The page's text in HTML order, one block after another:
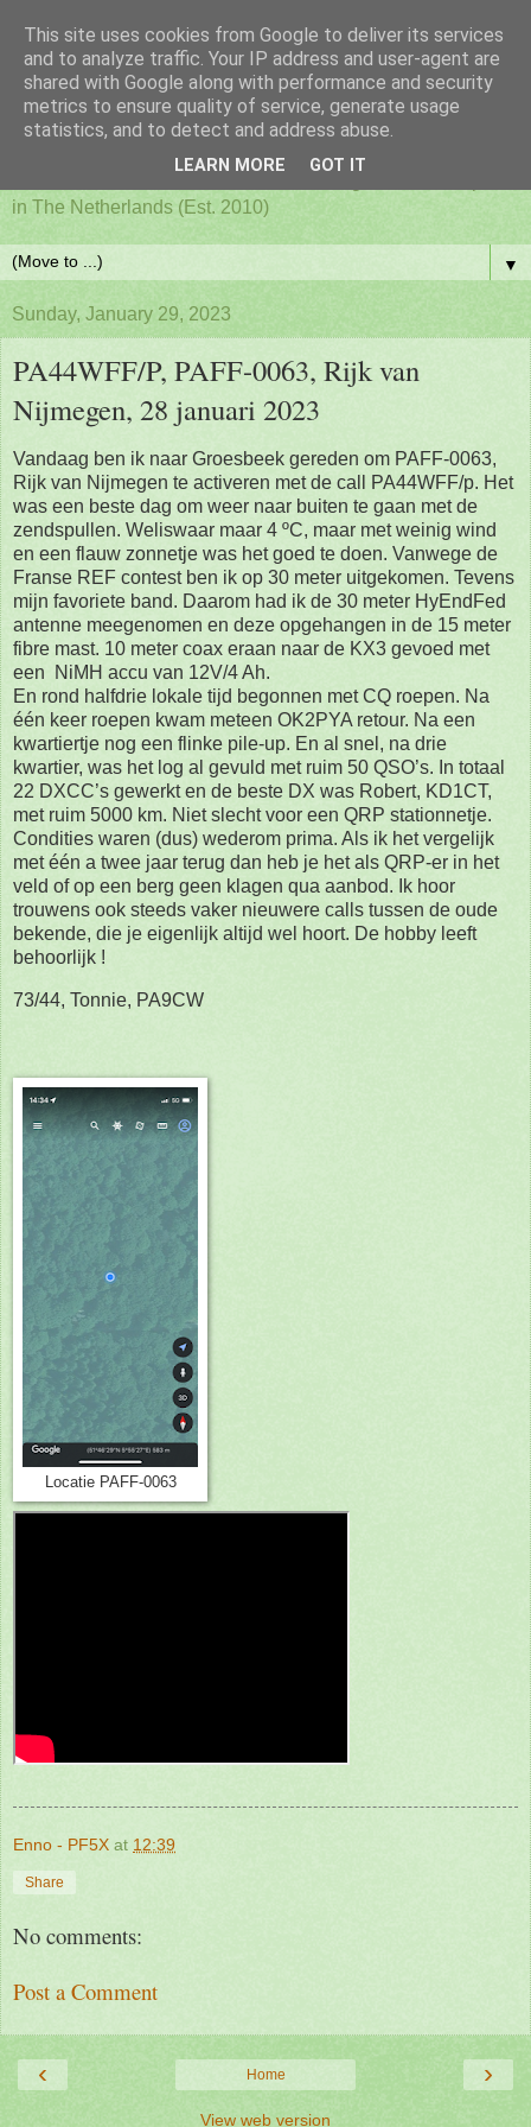
PAFF - Ham Radio & Flora
and Fauna Netherlands
in The Netherlands (Est. 2010)
▼
Sunday, January 29, 2023
PA44WFF/P, PAFF-0063, Rijk van
Nijmegen, 28 januari 2023
Vandaag ben ik naar Groesbeek gereden om PAFF-0063,
Rijk van Nijmegen te activeren met de call PA44WFF/p. Het
was een beste dag om weer naar buiten te gaan met de
zendspullen. Weliswaar maar 4 ºC, maar met weinig wind
en een flauw zonnetje was het goed te doen. Vanwege de
Franse REF contest ben ik op 30 meter uitgekomen. Tevens
mijn favoriete band. Daarom had ik de 30 meter HyEndFed
antenne meegenomen en deze opgehangen in de 15 meter
fibre mast. 10 meter coax eraan naar de KX3 gevoed met
een NiMH accu van 12V/4 Ah.
En rond halfdrie lokale tijd begonnen met CQ roepen. Na
één keer roepen kwam meteen OK2PYA retour. Na een
kwartiertje nog een flinke pile-up. En al snel, na drie
kwartier, was het log al gevuld met ruim 50 QSO’s. In totaal
22 DXCC’s gewerkt en de beste DX was Robert, KD1CT,
met ruim 5000 km. Niet slecht voor een QRP stationnetje.
Condities waren (dus) wederom prima. Als ik het vergelijk
met één a twee jaar terug dan heb je het als QRP-er in het
veld of op een berg geen klagen qua aanbod. Ik hoor
trouwens ook steeds vaker nieuwere calls tussen de oude
bekende, die je eigenlijk altijd wel hoort. De hobby leeft
behoorlijk !
73/44, Tonnie, PA9CW
Locatie PAFF-0063
Enno - PF5X at 12:39
Share
No comments:
Post a Comment
‹ ›
Home
View web version
This site uses cookies from Google to deliver its services
and to analyze traffic. Your IP address and user-agent are
shared with Google along with performance and security
metrics to ensure quality of service, generate usage
statistics, and to detect and address abuse.
LEARN MORE GOT IT